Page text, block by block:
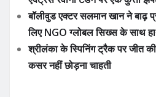
बॉलीवुड एक्टर सलमान खान ने बाढ़
लिए NGO ग्लोबल सिख्स के साथ
श्रीलंका के स्पिनिंग ट्रैक पर जीत की
कसर नहीं छोड़ना चाहती